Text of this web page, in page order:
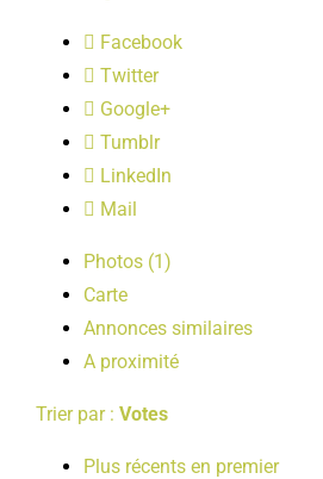
PUBLICATIONS
Facebook
Twitter
Google+
Tumblr
LinkedIn
Mail
Photos (1)
Carte
Annonces similaires
A proximité
Trier par : Votes
Plus récents en premier